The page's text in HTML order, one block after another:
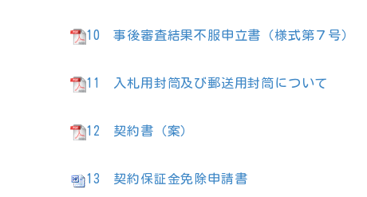
10 事後審査結果不服申立書（様式第７号）
11 入札用封筒及び郵送用封筒について
12 契約書（案）
13 契約保証金免除申請書